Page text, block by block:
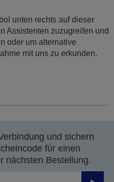
unten rechts auf dieser
Assistenten zuzugreifen und
oder um alternative
mit uns zu erkunden.
und sichern
für einen
nächsten Bestellung.